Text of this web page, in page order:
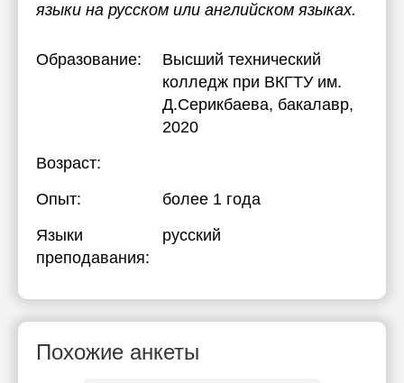
языки на русском или английском языках.
Образование:
Высший технический
колледж при ВКГТУ им.
Д.Серикбаева, бакалавр,
2020
Возраст:
Опыт:
более 1 года
Языки
преподавания:
русский
Похожие анкеты